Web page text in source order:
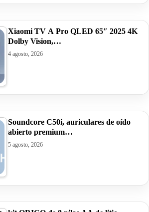
Xiaomi TV A Pro QLED 65″ 2025 4K
Dolby Vision,…
4 agosto, 2026
Soundcore C50i, auriculares de oído
abierto premium…
5 agosto, 2026